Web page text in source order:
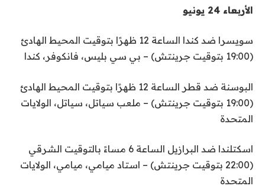
الأربعاء 24 يونيو
سويسرا ضد كندا الساعة 12 ظهرًا بتوقيت المحيط الهادئ
(19:00 بتوقيت جرينتش) – بي سي بليس، فانكوفر، كندا
البوسنة ضد قطر الساعة 12 ظهرًا بتوقيت المحيط الهادئ
(19:00 بتوقيت جرينتش) – ملعب سياتل، سياتل، الولايات
المتحدة
اسكتلندا ضد البرازيل الساعة 6 مساءً بالتوقيت الشرقي
(22:00 بتوقيت جرينتش) – استاد ميامي، ميامي، الولايات
المتحدة